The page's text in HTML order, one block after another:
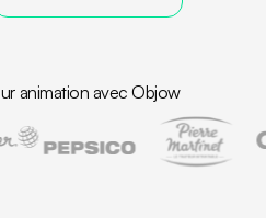
animation avec Objow